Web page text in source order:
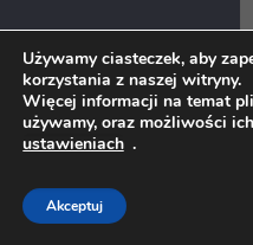
© 2023 D.G.M. Sp. z o.o.
Projekt:
Używamy ciasteczek, aby
korzystania z naszej witryny.
Więcej informacji na temat
używamy, oraz możliwości
ustawieniach .
Akceptuj